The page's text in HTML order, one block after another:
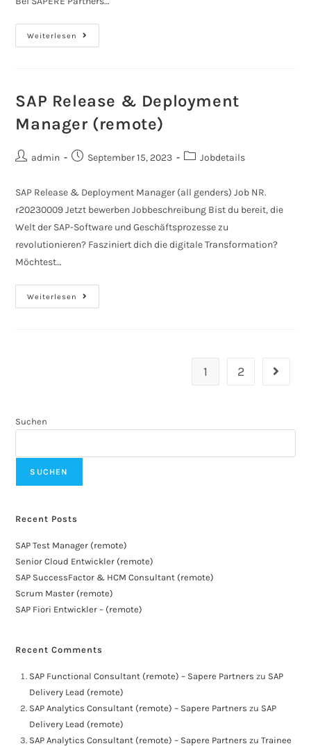
Weiterlesen
SAP Release & Deployment
Manager (remote)
admin September 15, 2023 Jobdetails
SAP Release & Deployment Manager (all genders) Job NR.
r20230009 Jetzt bewerben Jobbeschreibung Bist du bereit, die
Welt der SAP-Software und Geschäftsprozesse zu
revolutionieren? Fasziniert dich die digitale Transformation?
Möchtest…
Weiterlesen
1 2
Suchen
SUCHEN
Recent Posts
SAP Test Manager (remote)
Senior Cloud Entwickler (remote)
SAP SuccessFactor & HCM Consultant (remote)
Scrum Master (remote)
SAP Fiori Entwickler – (remote)
Recent Comments
SAP Functional Consultant (remote) – Sapere Partners zu SAP
Delivery Lead (remote)
SAP Analytics Consultant (remote) – Sapere Partners zu SAP
Delivery Lead (remote)
SAP Analytics Consultant (remote) – Sapere Partners zuTrainee